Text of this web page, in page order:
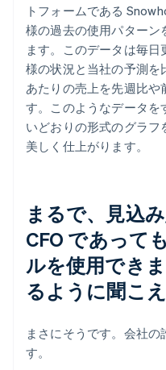
トフォームである
様の過去の使用パターン
ます。このデータは毎
様の状況と当社の予測を
あたりの売上を先週比
す。このようなデータを
いどおりの形式のグラ
美しく仕上がります。
まるで、見込
CFO であって
ルを使用でき
るように聞こえ
まさにそうです。会社
す。